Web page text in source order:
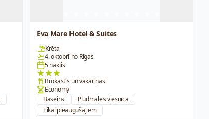
Eva Mare Hotel & Suites
Krēta
4. oktobrī no Rīgas
5 naktis
Brokastis un vakariņas
Economy
Baseins
Pludmales viesnīca
Tikai pieaugušajiem